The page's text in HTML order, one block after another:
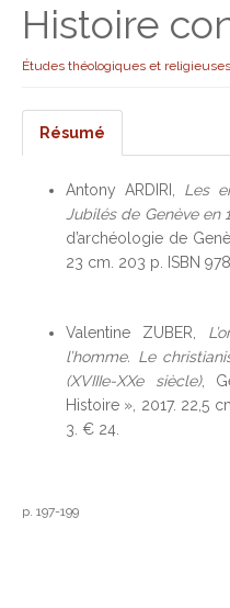
Histoire
Études théologiques et religieuses
Résumé
Antony ARDIRI, Les
Jubilés de Genève en
d’archéologie de
23 cm. 203 p. ISBN
Valentine ZUBER,
l’homme. Le
(XVIIIe-XXe siècle),
Histoire », 2017. 22,5
3. € 24.
p. 197-199